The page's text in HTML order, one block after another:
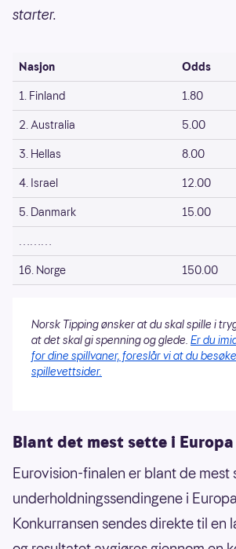
starter.
Nasjon
Odds
1. Finland
1.80
2. Australia
5.00
3. Hellas
8.00
4. Israel
12.00
5. Danmark
15.00
………
16. Norge
150.00
Norsk Tipping ønsker at du skal spille i
at det skal gi spenning og glede. Er du
for dine spillvaner, foreslår vi at du
spillevettsider.
Blant det mest sette i Europa
Eurovision-finalen er blant de mest
underholdningssendingene i
Konkurransen sendes direkte til en